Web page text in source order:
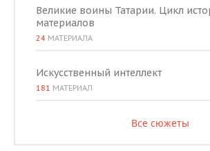
Великие воины Татарии. Цикл
материалов
24 МАТЕРИАЛА
Искусственный интеллект
181 МАТЕРИАЛ
Все сюжеты